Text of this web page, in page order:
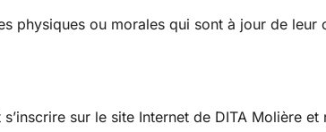
physiques ou morales qui sont à jour de leur
sur le site Internet de DITA Molière​